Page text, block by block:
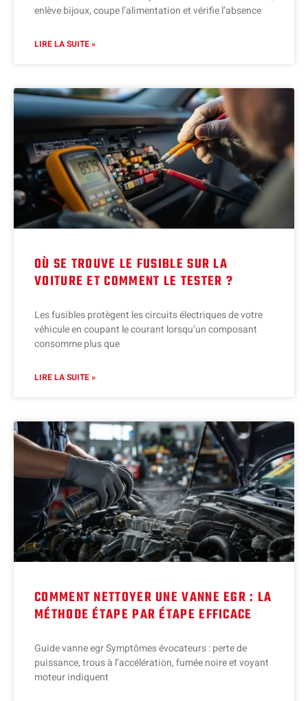
enlève bijoux, coupe l’alimentation et vérifie l’absence
LIRE LA SUITE »
OÙ SE TROUVE LE FUSIBLE SUR LA
VOITURE ET COMMENT LE TESTER ?
Les fusibles protègent les circuits électriques de votre
véhicule en coupant le courant lorsqu’un composant
consomme plus que
LIRE LA SUITE »
COMMENT NETTOYER UNE VANNE EGR : LA
MÉTHODE ÉTAPE PAR ÉTAPE EFFICACE
Guide vanne egr Symptômes évocateurs : perte de
puissance, trous à l’accélération, fumée noire et voyant
moteur indiquent